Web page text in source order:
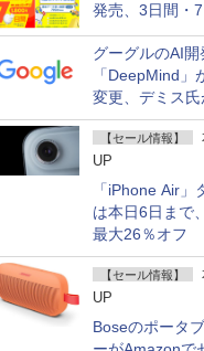
発売、3日間・
グーグルのAI開
「DeepMind」
変更、デミス
【セール情報】
UP
「iPhone Air」
は本日6日まで
最大26％オフ
【セール情報】
UP
Boseのポータ